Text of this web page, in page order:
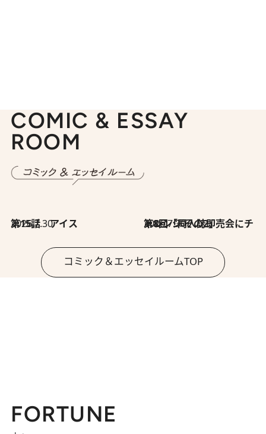
COMIC & ESSAY
ROOM
2026.7.30
第15話 アイス 2026.7.30
第8回「同人誌即売会にチャレンジ その2」
コミック＆エッセイルームTOP
FORTUNE